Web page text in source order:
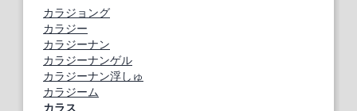
カラジョング
カラジー
カラジーナン
カラジーナンゲル
カラジーナン浮しゅ
カラジーム
カラス